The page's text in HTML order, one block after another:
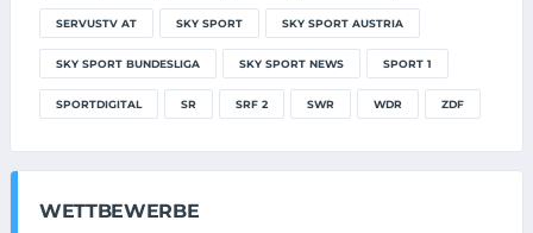
SERVUSTV AT SKY SPORT SKY SPORT AUSTRIA
SKY SPORT BUNDESLIGA SKY SPORT NEWS SPORT 1
SPORTDIGITAL SR SRF 2 SWR WDR ZDF
WETTBEWERBE